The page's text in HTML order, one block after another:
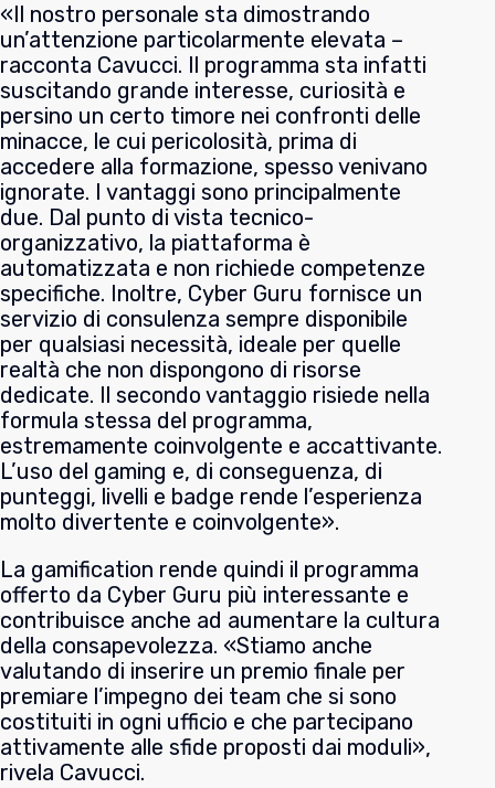
«Il nostro personale sta dimostrando
un’attenzione particolarmente elevata –
racconta Cavucci. Il programma sta infatti
suscitando grande interesse, curiosità e
persino un certo timore nei confronti delle
minacce, le cui pericolosità, prima di
accedere alla formazione, spesso venivano
ignorate. I vantaggi sono principalmente
due. Dal punto di vista tecnico-
organizzativo, la piattaforma è
automatizzata e non richiede competenze
specifiche. Inoltre, Cyber Guru fornisce un
servizio di consulenza sempre disponibile
per qualsiasi necessità, ideale per quelle
realtà che non dispongono di risorse
dedicate. Il secondo vantaggio risiede nella
formula stessa del programma,
estremamente coinvolgente e accattivante.
L’uso del gaming e, di conseguenza, di
punteggi, livelli e badge rende l’esperienza
molto divertente e coinvolgente».
La gamification rende quindi il programma
offerto da Cyber Guru più interessante e
contribuisce anche ad aumentare la cultura
della consapevolezza. «Stiamo anche
valutando di inserire un premio finale per
premiare l’impegno dei team che si sono
costituiti in ogni ufficio e che partecipano
attivamente alle sfide proposti dai moduli»,
rivela Cavucci.